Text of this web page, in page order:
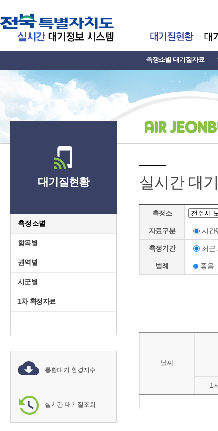
측정소별 대기질자료
대기질현황
측정소별
항목별
권역별
시군별
1차 확정자료
통합대기 환경지수
실시간 대기질조회
실시간 대
측정소
자료구분 시간
측정기간 최근
범례 좋음
날짜
1